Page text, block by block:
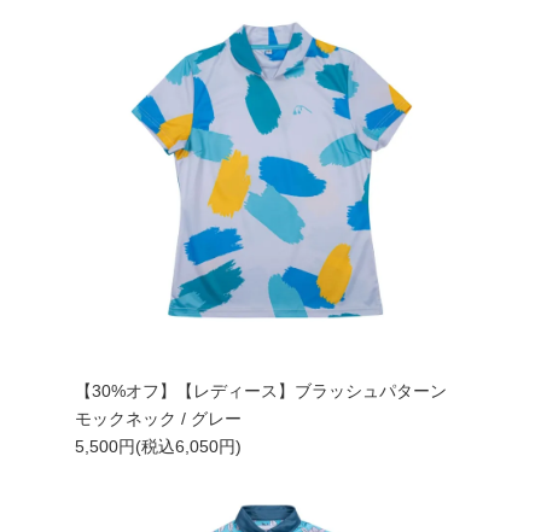
【30%オフ】【レディース】ブラッシュパターン
モックネック / グレー
5,500円(税込6,050円)